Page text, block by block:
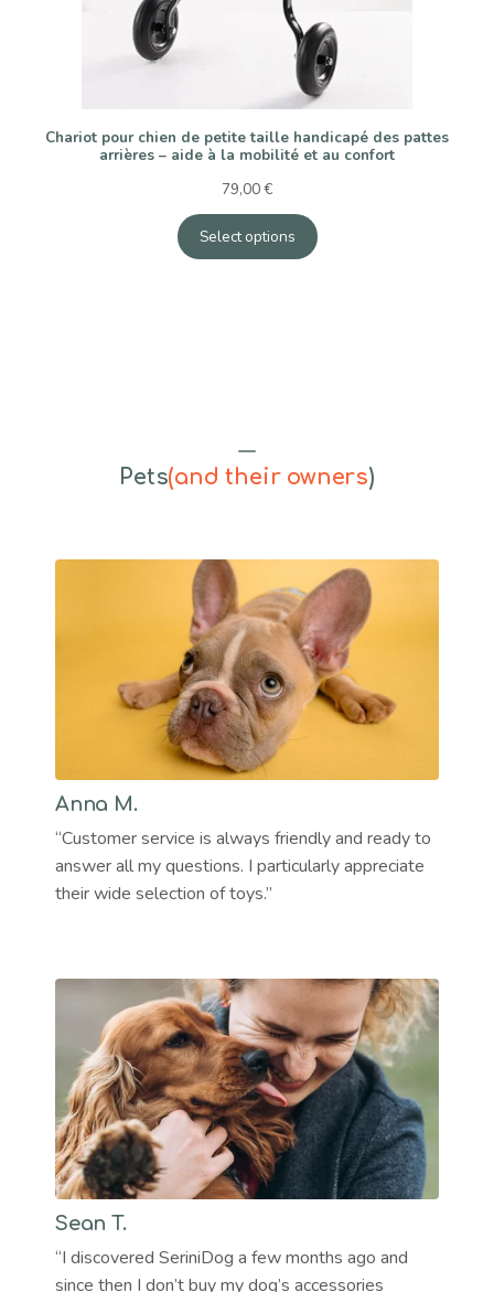
Chariot pour chien de petite taille handicapé des pattes
arrières – aide à la mobilité et au confort
79,00€
Select options
Pets(and their owners)
Anna M.
“Customer service is always friendly and ready to
answer all my questions. I particularly appreciate
their wide selection of toys.”
Sean T.
“I discovered SeriniDog a few months ago and
since then I don’t buy my dog’s accessories